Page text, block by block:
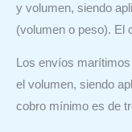
y volumen, siendo
(volumen o peso). El
Los envíos
el volumen, siendo
cobro mínimo es de